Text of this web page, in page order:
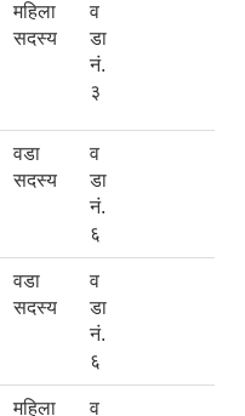
महिला
सदस्य
व
डा
नं.
३
वडा
सदस्य
व
डा
नं.
६
वडा
सदस्य
व
डा
नं.
६
महिला व